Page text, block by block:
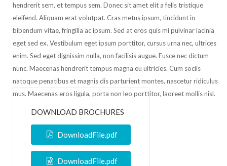
hendrerit sem, et tempus sem. Donec sit amet elit a felis tristique
eleifend. Aliquam erat volutpat. Cras metus ipsum, tincidunt in
bibendum vitae, fringilla ac ipsum. Sed at eros quis mi pulvinar lacinia
eget sed ex. Vestibulum eget ipsum porttitor, cursus urna nec, ultrices
enim. Sed eget dignissim nulla, non facilisis augue. Fusce nec dictum
nunc. Maecenas hendrerit tempus magna eu ultricies. Cum sociis
natoque penatibus et magnis dis parturient montes, nascetur ridiculus
mus. Maecenas eros ligula, porta non leo porttitor, laoreet mollis nisl.
DOWNLOAD BROCHURES
DownloadFile.pdf
DownloadFile.pdf